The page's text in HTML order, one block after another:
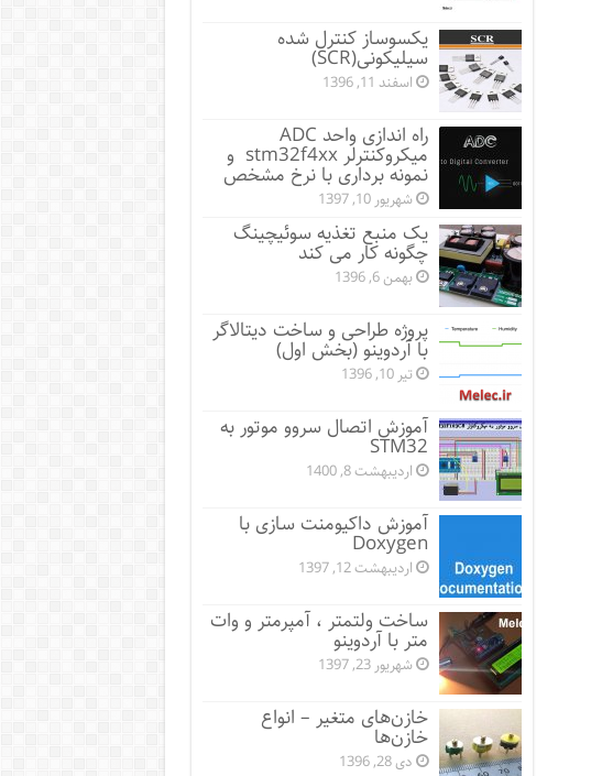
یکسوساز کنترل شده
سیلیکونی(SCR)
اسفند 11, 1396
راه اندازی واحد ADC
میکروکنترلر stm32f4xx و
نمونه برداری با نرخ مشخص
شهریور 10, 1397
یک منبع تغذیه سوئیچینگ
چگونه کار می کند
بهمن 6, 1396
پروژه طراحی و ساخت دیتالاگر
با آردوینو (بخش اول)
تیر 10, 1396
آموزش اتصال سروو موتور به
STM32
اردیبهشت 8, 1400
آموزش داکیومنت سازی با
Doxygen
اردیبهشت 12, 1397
ساخت ولتمتر ، آمپرمتر و وات
متر با آردوینو
شهریور 23, 1397
خازن‌های متغیر – انواع
خازن‌ها
دی 28, 1396